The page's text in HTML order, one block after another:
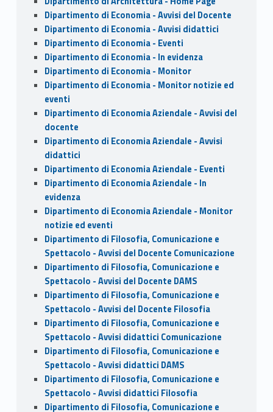
Dipartimento di Economia - Avvisi del Docente
Dipartimento di Economia - Avvisi didattici
Dipartimento di Economia - Eventi
Dipartimento di Economia - In evidenza
Dipartimento di Economia - Monitor
Dipartimento di Economia - Monitor notizie ed
eventi
Dipartimento di Economia Aziendale - Avvisi del
docente
Dipartimento di Economia Aziendale - Avvisi
didattici
Dipartimento di Economia Aziendale - Eventi
Dipartimento di Economia Aziendale - In
evidenza
Dipartimento di Economia Aziendale - Monitor
notizie ed eventi
Dipartimento di Filosofia, Comunicazione e
Spettacolo - Avvisi del Docente Comunicazione
Dipartimento di Filosofia, Comunicazione e
Spettacolo - Avvisi del Docente DAMS
Dipartimento di Filosofia, Comunicazione e
Spettacolo - Avvisi del Docente Filosofia
Dipartimento di Filosofia, Comunicazione e
Spettacolo - Avvisi didattici Comunicazione
Dipartimento di Filosofia, Comunicazione e
Spettacolo - Avvisi didattici DAMS
Dipartimento di Filosofia, Comunicazione e
Spettacolo - Avvisi didattici Filosofia
Dipartimento di Filosofia, Comunicazione e